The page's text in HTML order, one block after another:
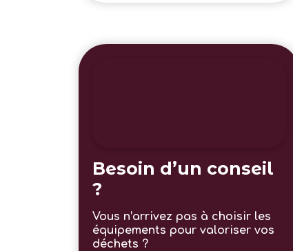
Besoin d’un conseil
?
Vous n’arrivez pas à choisir les
équipements pour valoriser vos
déchets ?